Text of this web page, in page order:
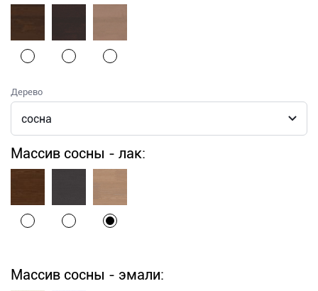
Дерево
Массив сосны - лак:
Массив сосны - эмали: